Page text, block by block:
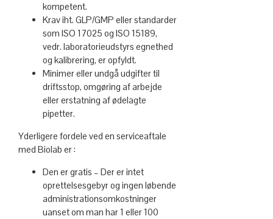
kompetent.
Krav iht. GLP/GMP eller standarder
som ISO 17025 og ISO 15189,
vedr. laboratorieudstyrs egnethed
og kalibrering, er opfyldt.
Minimer eller undgå udgifter til
driftsstop, omgøring af arbejde
eller erstatning af ødelagte
pipetter.
Yderligere fordele ved en serviceaftale
med Biolab er :
Den er gratis – Der er intet
oprettelsesgebyr og ingen løbende
administrationsomkostninger
uanset om man har 1 eller 100